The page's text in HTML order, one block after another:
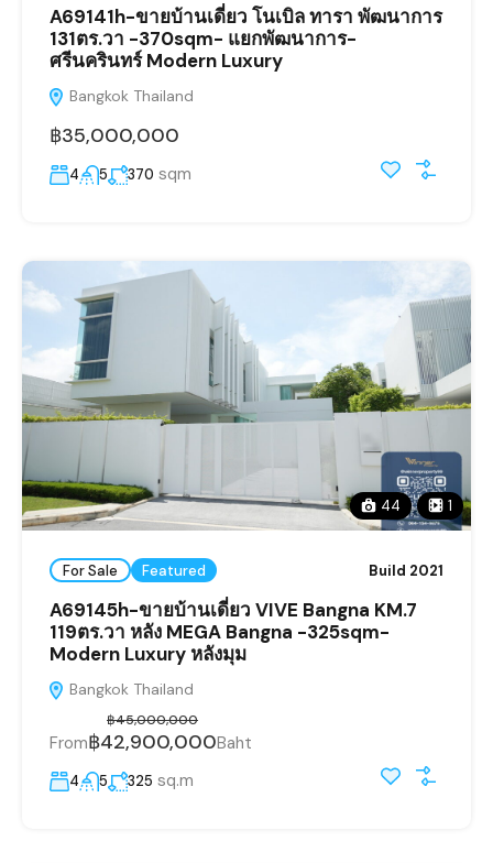
A69141h-ขายบ้านเดี่ยว โนเบิล ทารา พัฒนาการ
131ตร.วา -370sqm- แยกพัฒนาการ-
ศรีนครินทร์ Modern Luxury
Bangkok Thailand
฿35,000,000
4 5 370 sqm
44 1
For Sale Featured Build 2021
A69145h-ขายบ้านเดี่ยว VIVE Bangna KM.7
119ตร.วา หลัง MEGA Bangna -325sqm-
Modern Luxury หลังมุม
Bangkok Thailand
From฿42,900,000
฿45,000,000
Baht
4 5 325 sq.m